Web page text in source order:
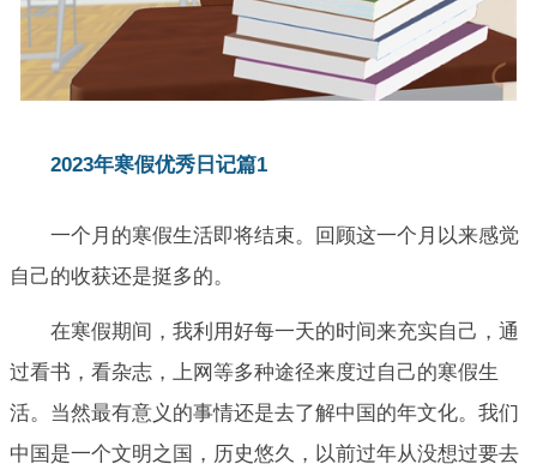
2023年寒假优秀日记篇1
一个月的寒假生活即将结束。回顾这一个月以来感觉
自己的收获还是挺多的。
在寒假期间，我利用好每一天的时间来充实自己，通
过看书，看杂志，上网等多种途径来度过自己的寒假生
活。当然最有意义的事情还是去了解中国的年文化。我们
中国是一个文明之国，历史悠久，以前过年从没想过要去